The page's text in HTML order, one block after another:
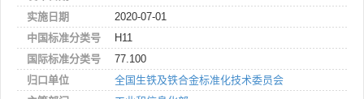
实施日期
2020-07-01
中国标准分类号
H11
国际标准分类号
77.100
归口单位
全国生铁及铁合金标准化技术委员会